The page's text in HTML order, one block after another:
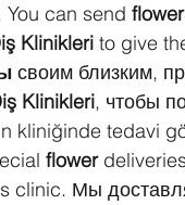
can send
Klinikleri to give
своим близким,
Klinikleri, чтобы
kliniğinde tedavi
flower
clinic. Мы